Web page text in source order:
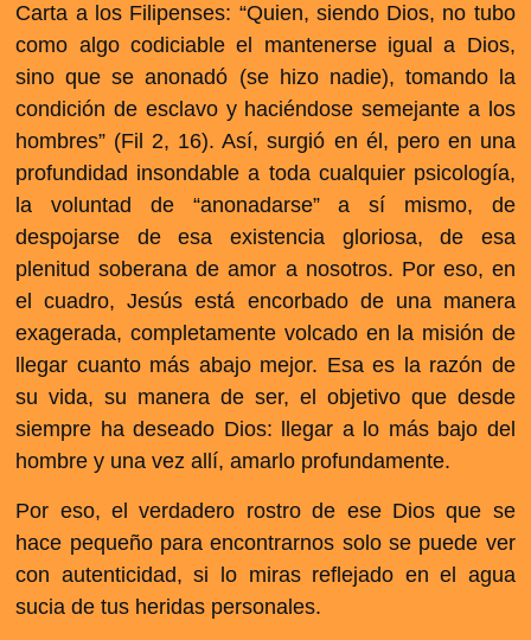
Carta a los Filipenses: “Quien, siendo Dios, no tubo
como algo codiciable el mantenerse igual a Dios,
sino que se anonadó (se hizo nadie), tomando la
condición de esclavo y haciéndose semejante a los
hombres” (Fil 2, 16). Así, surgió en él, pero en una
profundidad insondable a toda cualquier psicología,
la voluntad de “anonadarse” a sí mismo, de
despojarse de esa existencia gloriosa, de esa
plenitud soberana de amor a nosotros. Por eso, en
el cuadro, Jesús está encorbado de una manera
exagerada, completamente volcado en la misión de
llegar cuanto más abajo mejor. Esa es la razón de
su vida, su manera de ser, el objetivo que desde
siempre ha deseado Dios: llegar a lo más bajo del
hombre y una vez allí, amarlo profundamente.
Por eso, el verdadero rostro de ese Dios que se
hace pequeño para encontrarnos solo se puede ver
con autenticidad, si lo miras reflejado en el agua
sucia de tus heridas personales.